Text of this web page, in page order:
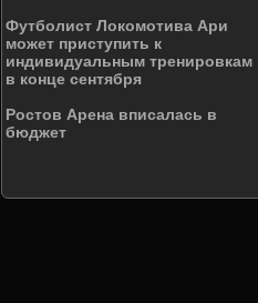
Футболист Локомотива Ари
может приступить к
индивидуальным тренировкам
в конце сентября
Ростов Арена вписалась в
бюджет